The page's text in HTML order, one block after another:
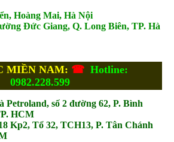
Hoàng Mai, Hà Nội
Đức Giang, Q. Long Biên, TP. Hà
MIỀN NAM: ☎ Hotline:
0982.228.599
Petroland, số 2 đường 62, P. Bình
HCM
Kp2, Tổ 32, TCH13, P. Tân Chánh